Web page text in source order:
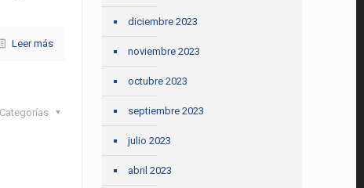
Leer más
Categorías
diciembre 2023
noviembre 2023
octubre 2023
septiembre 2023
julio 2023
abril 2023